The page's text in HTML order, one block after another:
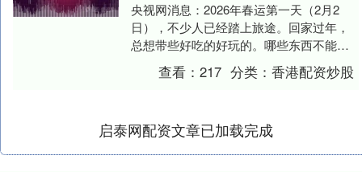
央视网消息：2026年春运第一天（2月2
日），不少人已经踏上旅途。回家过年，
总想带些好吃的好玩的。哪些东西不能带
上火车？带不上车该怎么办？今天的春运
服务台，和大....
查看：217 分类：香港配资炒股
启泰网配资文章已加载完成